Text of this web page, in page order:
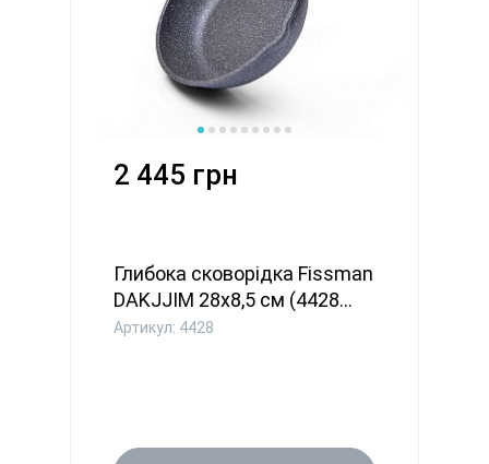
2 445 грн
Глибока сковорідка Fissman
DAKJJIM 28x8,5 см (4428...
Артикул: 4428